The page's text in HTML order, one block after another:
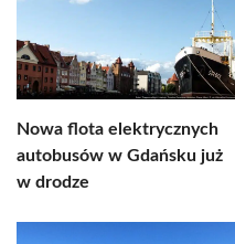
Nowa flota elektrycznych
autobusów w Gdańsku już
w drodze